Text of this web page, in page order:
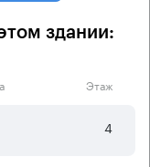
здании:
Этаж
4